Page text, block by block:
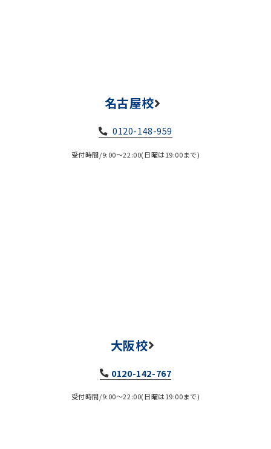
名古屋校
0120-148-959
受付時間/9:00～22:00(日曜は19:00まで)
大阪校
0120-142-767
受付時間/9:00～22:00(日曜は19:00まで)